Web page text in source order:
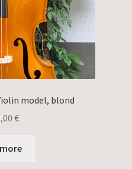
model, blond
€